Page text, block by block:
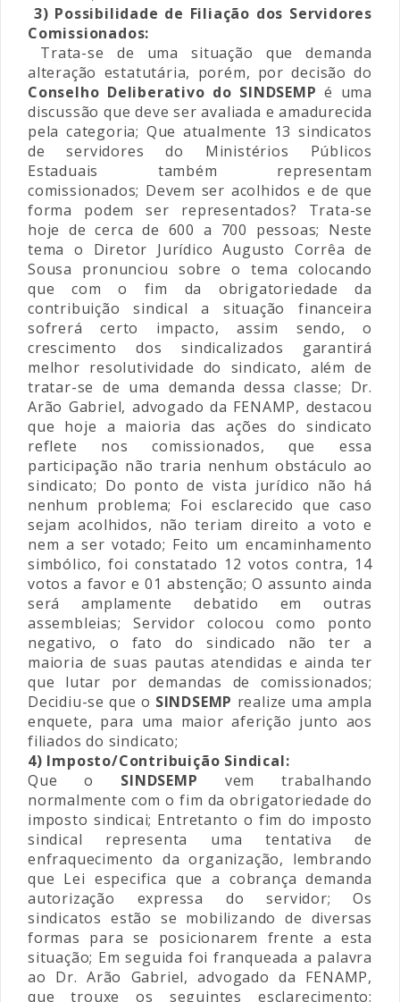
3) Possibilidade de Filiação dos Servidores
Comissionados:
Trata-se de uma situação que demanda
alteração estatutária, porém, por decisão do
Conselho Deliberativo do SINDSEMPé uma
discussão que deve ser avaliada e amadurecida
pela categoria; Que atualmente 13 sindicatos
de servidores do Ministérios Públicos
Estaduais também representam
comissionados; Devem ser acolhidos e de que
forma podem ser representados? Trata-se
hoje de cerca de 600 a 700 pessoas; Neste
tema o Diretor Jurídico Augusto Corrêa de
Sousa pronunciou sobre o tema colocando
que com o fim da obrigatoriedade da
contribuição sindical a situação financeira
sofrerá certo impacto, assim sendo, o
crescimento dos sindicalizados garantirá
melhor resolutividade do sindicato, além de
tratar-se de uma demanda dessa classe; Dr.
Arão Gabriel, advogado da FENAMP, destacou
que hoje a maioria das ações do sindicato
reflete nos comissionados, que essa
participação não traria nenhum obstáculo ao
sindicato; Do ponto de vista jurídico não há
nenhum problema; Foi esclarecido que caso
sejam acolhidos, não teriam direito a voto e
nem a ser votado; Feito um encaminhamento
simbólico, foi constatado 12 votos contra, 14
votos a favor e 01 abstenção; O assunto ainda
será amplamente debatido em outras
assembleias; Servidor colocou como ponto
negativo, o fato do sindicado não ter a
maioria de suas pautas atendidas e ainda ter
que lutar por demandas de comissionados;
Decidiu-se que o SINDSEMP realize uma ampla
enquete, para uma maior aferição junto aos
filiados do sindicato;
4) Imposto/Contribuição Sindical:
Que o SINDSEMP vem trabalhando
normalmente com o fim da obrigatoriedade do
imposto sindicai; Entretanto o fim do imposto
sindical representa uma tentativa de
enfraquecimento da organização, lembrando
que Lei especifica que a cobrança demanda
autorização expressa do servidor; Os
sindicatos estão se mobilizando de diversas
formas para se posicionarem frente a esta
situação; Em seguida foi franqueada a palavra
ao Dr. Arão Gabriel, advogado da FENAMP,
que trouxe os seguintes esclarecimento: